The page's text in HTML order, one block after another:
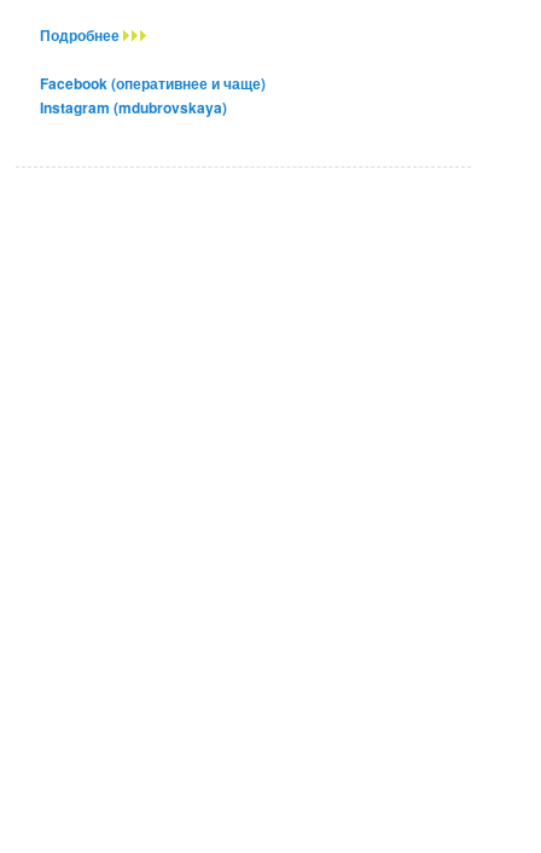
Подробнее
Facebook (оперативнее и чаще)
Instagram (mdubrovskaya)